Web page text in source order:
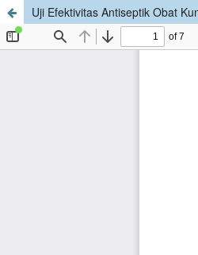
Uji Efektivitas Antiseptik Obat